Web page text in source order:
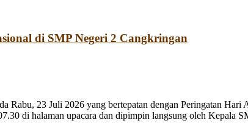
di SMP Negeri 2 Cangkringan
Rabu, 23 Juli 2026 yang bertepatan dengan Peringatan
di halaman upacara dan dipimpin langsung oleh Kepala